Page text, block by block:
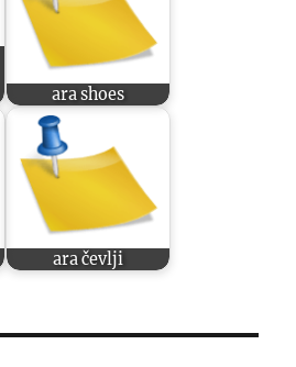
ara shoes
ara čevlji